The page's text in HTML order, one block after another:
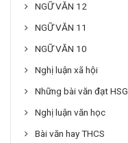
NGỮ VĂN 12
NGỮ VĂN 11
NGỮ VĂN 10
Nghị luận xã hội
Những bài văn đạt HSG
Nghị luận văn học
Bài văn hay THCS